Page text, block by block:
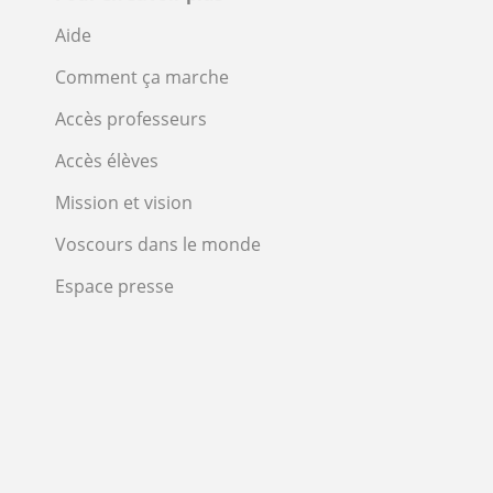
Aide
Comment ça marche
Accès professeurs
Accès élèves
Mission et vision
Voscours dans le monde
Espace presse